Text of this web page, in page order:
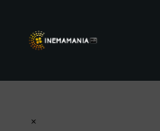
×